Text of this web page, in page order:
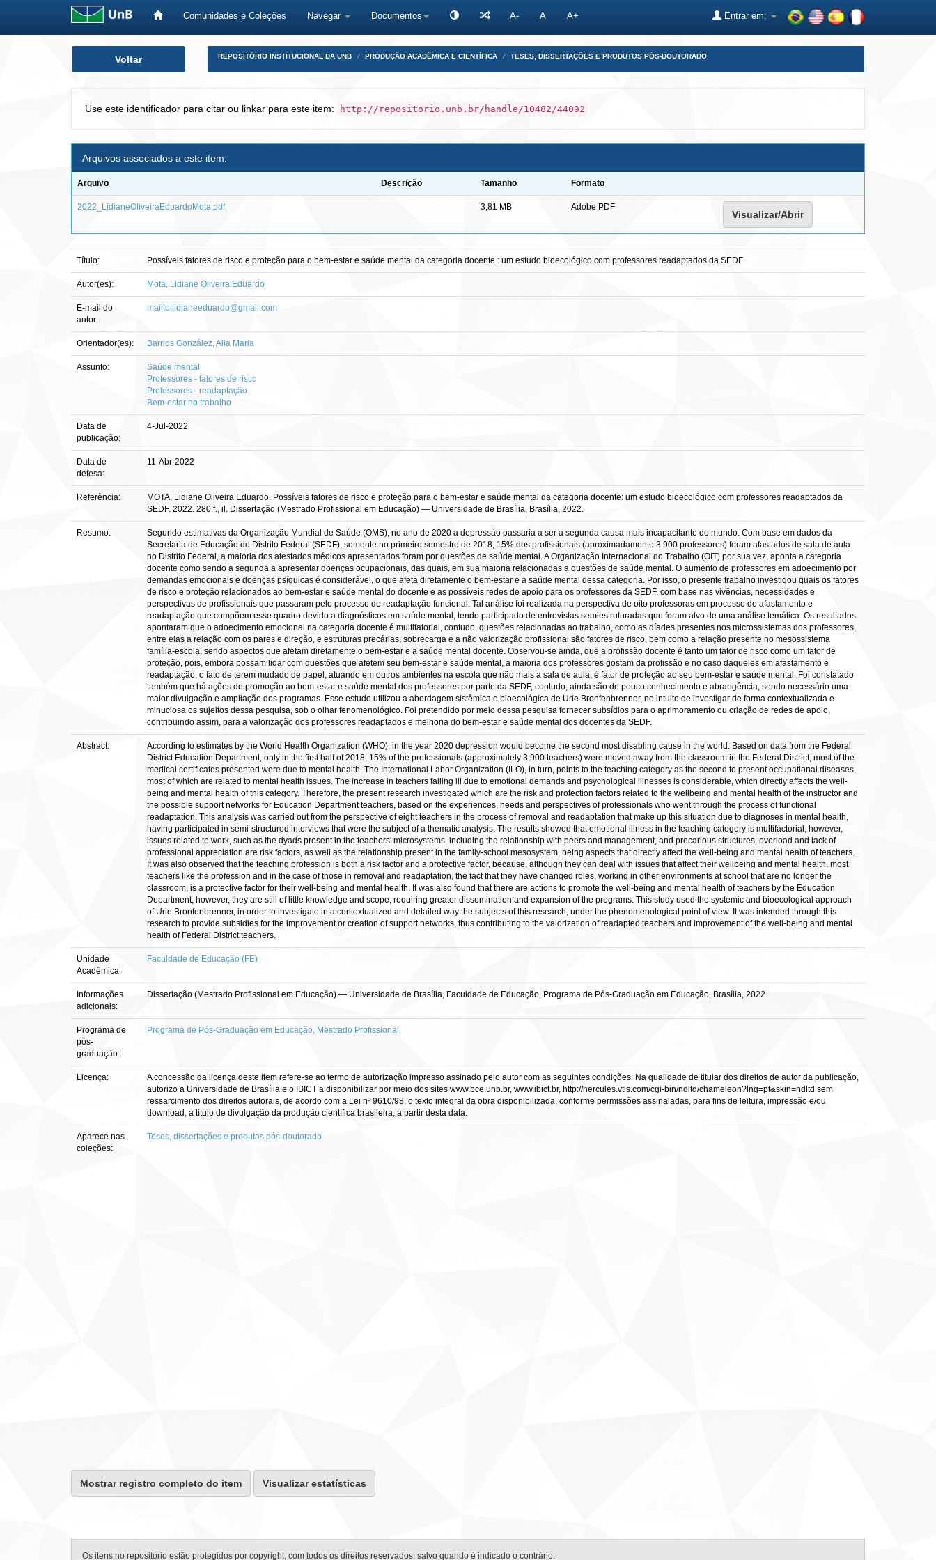
Comunidades e Coleções Navegar Documentos A- A A+ Entrar em:
Voltar REPOSITÓRIO INSTITUCIONAL DA UNB PRODUÇÃO ACADÊMICA E CIENTÍFICA TESES, DISSERTAÇÕES E PRODUTOS PÓS-DOUTORADO
Use este identificador para citar ou linkar para este item: http://repositorio.unb.br/handle/10482/44092
Arquivos associados a este item:
Arquivo Descrição Tamanho Formato
2022_LidianeOliveiraEduardoMota.pdf 3,81 MB Adobe PDF
Visualizar/Abrir
Título: Possíveis fatores de risco e proteção para o bem-estar e saúde mental da categoria docente : um estudo bioecológico com professores readaptados da SEDF
Autor(es): Mota, Lidiane Oliveira Eduardo
E-mail do
autor:
mailto:lidianeeduardo@gmail.com
Orientador(es): Barrios González, Alia Maria
Assunto:
Saúde mental
Professores - fatores de risco
Professores - readaptação
Bem-estar no trabalho
Data de
publicação:
4-Jul-2022
Data de
defesa:
11-Abr-2022
Referência:
MOTA, Lidiane Oliveira Eduardo. Possíveis fatores de risco e proteção para o bem-estar e saúde mental da categoria docente: um estudo bioecológico com professores readaptados da
SEDF. 2022. 280 f., il. Dissertação (Mestrado Profissional em Educação) — Universidade de Brasília, Brasília, 2022.
Resumo:
Segundo estimativas da Organização Mundial de Saúde (OMS), no ano de 2020 a depressão passaria a ser a segunda causa mais incapacitante do mundo. Com base em dados da
Secretaria de Educação do Distrito Federal (SEDF), somente no primeiro semestre de 2018, 15% dos profissionais (aproximadamente 3.900 professores) foram afastados de sala de aula
no Distrito Federal, a maioria dos atestados médicos apresentados foram por questões de saúde mental. A Organização Internacional do Trabalho (OIT) por sua vez, aponta a categoria
docente como sendo a segunda a apresentar doenças ocupacionais, das quais, em sua maioria relacionadas a questões de saúde mental. O aumento de professores em adoecimento por
demandas emocionais e doenças psíquicas é considerável, o que afeta diretamente o bem-estar e a saúde mental dessa categoria. Por isso, o presente trabalho investigou quais os fatores
de risco e proteção relacionados ao bem-estar e saúde mental do docente e as possíveis redes de apoio para os professores da SEDF, com base nas vivências, necessidades e
perspectivas de profissionais que passaram pelo processo de readaptação funcional. Tal análise foi realizada na perspectiva de oito professoras em processo de afastamento e
readaptação que compõem esse quadro devido a diagnósticos em saúde mental, tendo participado de entrevistas semiestruturadas que foram alvo de uma análise temática. Os resultados
apontaram que o adoecimento emocional na categoria docente é multifatorial, contudo, questões relacionadas ao trabalho, como as díades presentes nos microssistemas dos professores,
entre elas a relação com os pares e direção, e estruturas precárias, sobrecarga e a não valorização profissional são fatores de risco, bem como a relação presente no mesossistema
família-escola, sendo aspectos que afetam diretamente o bem-estar e a saúde mental docente. Observou-se ainda, que a profissão docente é tanto um fator de risco como um fator de
proteção, pois, embora possam lidar com questões que afetem seu bem-estar e saúde mental, a maioria dos professores gostam da profissão e no caso daqueles em afastamento e
readaptação, o fato de terem mudado de papel, atuando em outros ambientes na escola que não mais a sala de aula, é fator de proteção ao seu bem-estar e saúde mental. Foi constatado
também que há ações de promoção ao bem-estar e saúde mental dos professores por parte da SEDF, contudo, ainda são de pouco conhecimento e abrangência, sendo necessário uma
maior divulgação e ampliação dos programas. Esse estudo utilizou a abordagem sistêmica e bioecológica de Urie Bronfenbrenner, no intuito de investigar de forma contextualizada e
minuciosa os sujeitos dessa pesquisa, sob o olhar fenomenológico. Foi pretendido por meio dessa pesquisa fornecer subsídios para o aprimoramento ou criação de redes de apoio,
contribuindo assim, para a valorização dos professores readaptados e melhoria do bem-estar e saúde mental dos docentes da SEDF.
Abstract:
According to estimates by the World Health Organization (WHO), in the year 2020 depression would become the second most disabling cause in the world. Based on data from the Federal
District Education Department, only in the first half of 2018, 15% of the professionals (approximately 3,900 teachers) were moved away from the classroom in the Federal District, most of the
medical certificates presented were due to mental health. The International Labor Organization (ILO), in turn, points to the teaching category as the second to present occupational diseases,
most of which are related to mental health issues. The increase in teachers falling ill due to emotional demands and psychological illnesses is considerable, which directly affects the well-
being and mental health of this category. Therefore, the present research investigated which are the risk and protection factors related to the wellbeing and mental health of the instructor and
the possible support networks for Education Department teachers, based on the experiences, needs and perspectives of professionals who went through the process of functional
readaptation. This analysis was carried out from the perspective of eight teachers in the process of removal and readaptation that make up this situation due to diagnoses in mental health,
having participated in semi-structured interviews that were the subject of a thematic analysis. The results showed that emotional illness in the teaching category is multifactorial, however,
issues related to work, such as the dyads present in the teachers' microsystems, including the relationship with peers and management, and precarious structures, overload and lack of
professional appreciation are risk factors, as well as the relationship present in the family-school mesosystem, being aspects that directly affect the well-being and mental health of teachers.
It was also observed that the teaching profession is both a risk factor and a protective factor, because, although they can deal with issues that affect their wellbeing and mental health, most
teachers like the profession and in the case of those in removal and readaptation, the fact that they have changed roles, working in other environments at school that are no longer the
classroom, is a protective factor for their well-being and mental health. It was also found that there are actions to promote the well-being and mental health of teachers by the Education
Department, however, they are still of little knowledge and scope, requiring greater dissemination and expansion of the programs. This study used the systemic and bioecological approach
of Urie Bronfenbrenner, in order to investigate in a contextualized and detailed way the subjects of this research, under the phenomenological point of view. It was intended through this
research to provide subsidies for the improvement or creation of support networks, thus contributing to the valorization of readapted teachers and improvement of the well-being and mental
health of Federal District teachers.
Unidade
Acadêmica:
Faculdade de Educação (FE)
Informações
adicionais:
Dissertação (Mestrado Profissional em Educação) — Universidade de Brasília, Faculdade de Educação, Programa de Pós-Graduação em Educação, Brasília, 2022.
Programa de
pós-
graduação:
Programa de Pós-Graduação em Educação, Mestrado Profissional
Licença:
A concessão da licença deste item refere-se ao termo de autorização impresso assinado pelo autor com as seguintes condições: Na qualidade de titular dos direitos de autor da publicação,
autorizo a Universidade de Brasília e o IBICT a disponibilizar por meio dos sites www.bce.unb.br, www.ibict.br, http://hercules.vtls.com/cgi-bin/ndltd/chameleon?lng=pt&skin=ndltd sem
ressarcimento dos direitos autorais, de acordo com a Lei nº 9610/98, o texto integral da obra disponibilizada, conforme permissões assinaladas, para fins de leitura, impressão e/ou
download, a título de divulgação da produção científica brasileira, a partir desta data.
Aparece nas
coleções:
Teses, dissertações e produtos pós-doutorado
Mostrar registro completo do item Visualizar estatísticas
Os itens no repositório estão protegidos por copyright, com todos os direitos reservados, salvo quando é indicado o contrário.